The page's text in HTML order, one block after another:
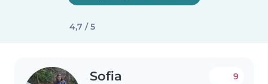
4,7 / 5
Sofia 9